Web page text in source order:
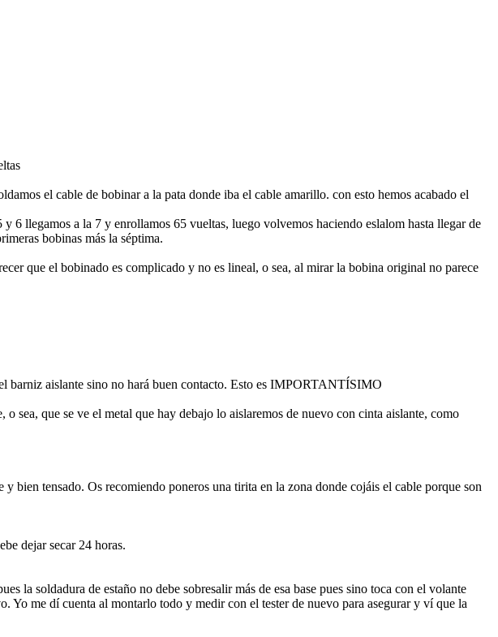
el cable de bobinar a la pata donde iba el cable amarillo. con esto hemos acabado el
6 llegamos a la 7 y enrollamos 65 vueltas, luego volvemos haciendo eslalom hasta llegar de
bobinas más la séptima.
que el bobinado es complicado y no es lineal, o sea, al mirar la bobina original no parece
barniz aislante sino no hará buen contacto. Esto es IMPORTANTÍSIMO
sea, que se ve el metal que hay debajo lo aislaremos de nuevo con cinta aislante, como
bien tensado. Os recomiendo poneros una tirita en la zona donde cojáis el cable porque son
dejar secar 24 horas.
la soldadura de estaño no debe sobresalir más de esa base pues sino toca con el volante
Yo me dí cuenta al montarlo todo y medir con el tester de nuevo para asegurar y ví que la